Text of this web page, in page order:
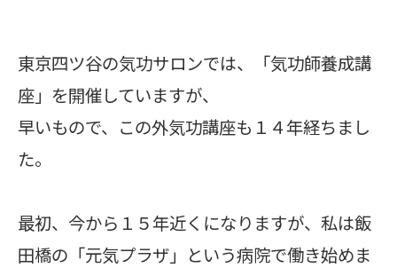
東京四ツ谷の気功サロンでは、「気功師養成講
座」を開催していますが、
早いもので、この外気功講座も１４年経ちまし
た。
最初、今から１５年近くになりますが、私は飯
田橋の「元気プラザ」という病院で働き始めま